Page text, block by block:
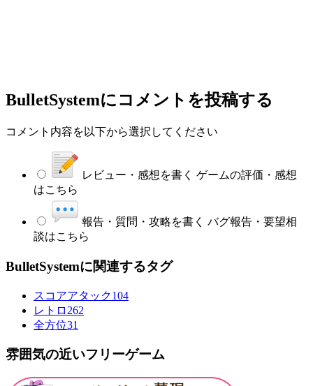
BulletSystemにコメントを投稿する
コメント内容を以下から選択してください
レビュー・感想を書く ゲームの評価・感想
はこちら
報告・質問・攻略を書く バグ報告・要望相
談はこちら
BulletSystemに関連するタグ
スコアアタック104
レトロ 262
全方位31
雰囲気の近いフリーゲーム